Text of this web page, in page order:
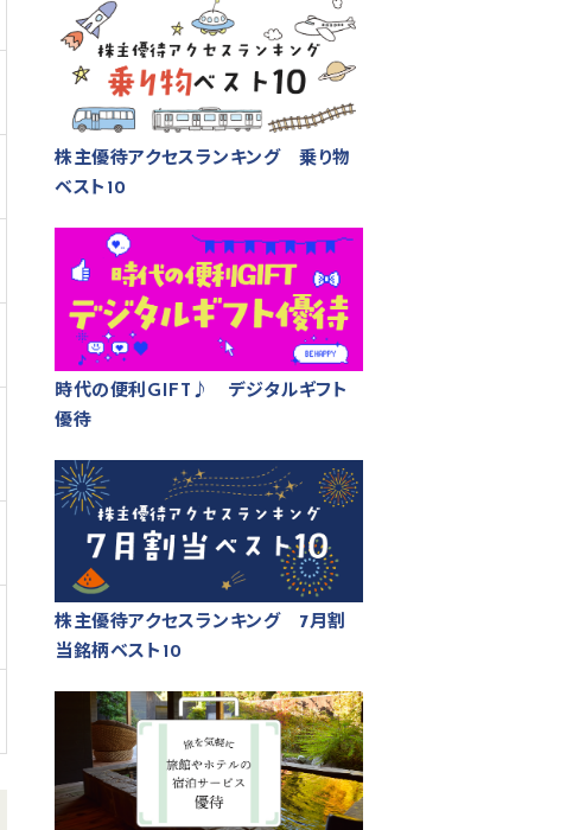
株主優待アクセスランキング 乗り物
ベスト10
時代の便利GIFT♪ デジタルギフト
優待
株主優待アクセスランキング 7月割
当銘柄ベスト10